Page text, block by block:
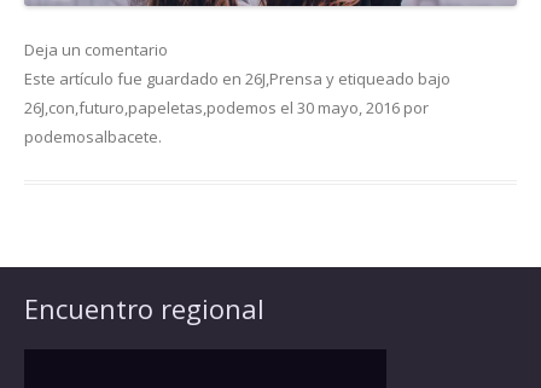
Deja un comentario
Este artículo fue guardado en 26J,Prensa y etiqueado bajo
26J,con,futuro,papeletas,podemos el 30 mayo, 2016 por
podemosalbacete.
Encuentro regional